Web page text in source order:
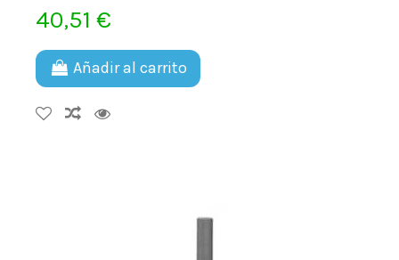
40,51 €
Añadir al carrito